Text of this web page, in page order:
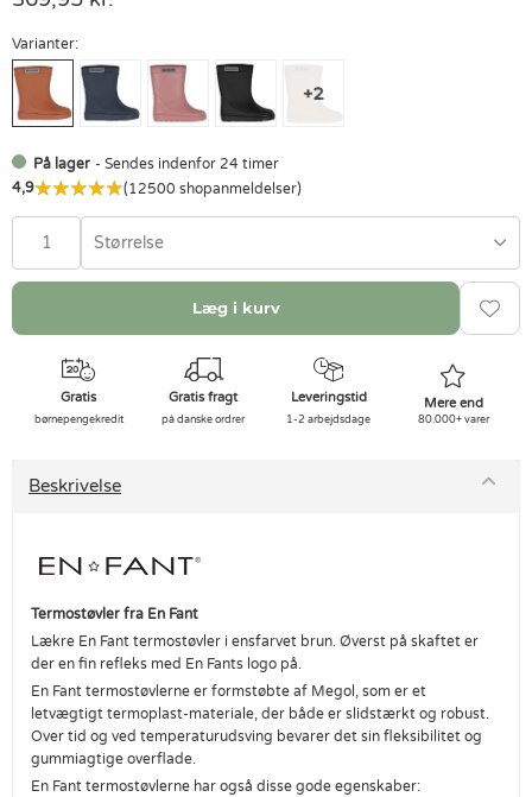
Varianter:
På lager - Sendes indenfor 24 timer
4,9
(12500 shopanmeldelser)
Størrelse
Læg i kurv
Gratis
børnepengekredit
Gratis fragt
på danske ordrer
Leveringstid
1-2 arbejdsdage
Mere end
80.000+ varer
Beskrivelse
Termostøvler fra En Fant
Lækre En Fant termostøvler i ensfarvet brun. Øverst på skaftet er
der en fin refleks med En Fants logo på.
En Fant termostøvlerne er formstøbte af Megol, som er et
letvægtigt termoplast-materiale, der både er slidstærkt og robust.
Over tid og ved temperaturudsving bevarer det sin fleksibilitet og
gummiagtige overflade.
En Fant termostøvlerne har også disse gode egenskaber: